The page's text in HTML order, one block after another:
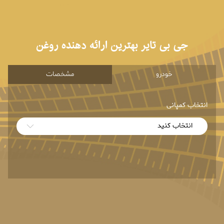
جی بی تایر بهترین ارائه دهنده روغن
خودرو مشخصات
انتخاب کمپانی